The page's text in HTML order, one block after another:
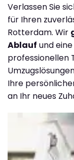
Verlassen Sie
für Ihren
Rotterdam. Wir
Ablauf und
professionellen
Ihre
an Ihr neues